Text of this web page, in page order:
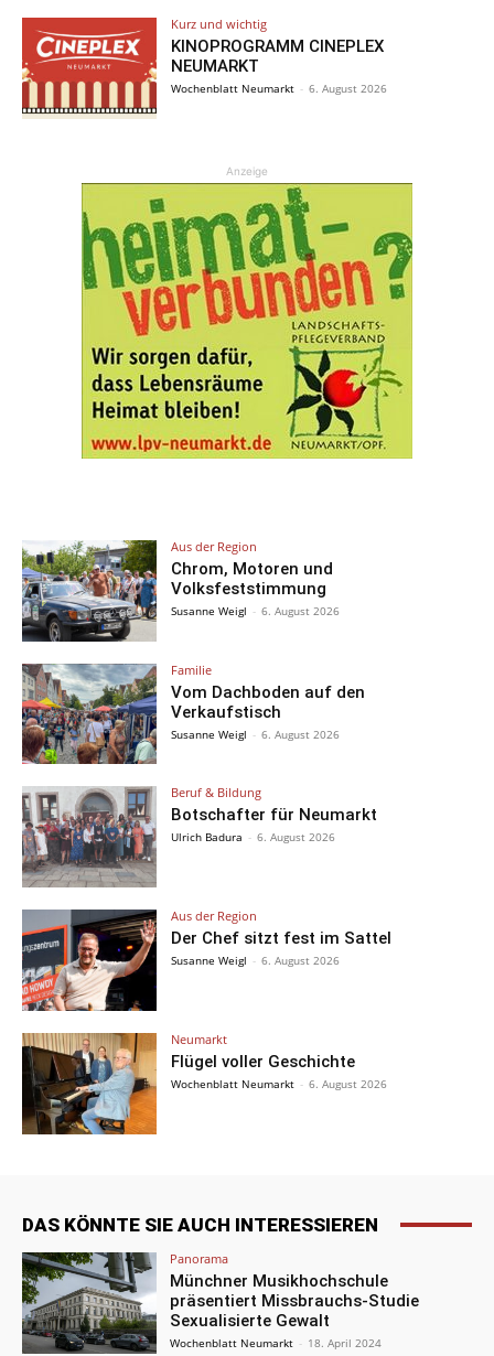
Kurz und wichtig
KINOPROGRAMM CINEPLEX
NEUMARKT
Wochenblatt Neumarkt - 6. August 2026
Anzeige
Aus der Region
Chrom, Motoren und
Volksfeststimmung
Susanne Weigl - 6. August 2026
Familie
Vom Dachboden auf den
Verkaufstisch
Susanne Weigl - 6. August 2026
Beruf & Bildung
Botschafter für Neumarkt
Ulrich Badura - 6. August 2026
Aus der Region
Der Chef sitzt fest im Sattel
Susanne Weigl - 6. August 2026
Neumarkt
Flügel voller Geschichte
Wochenblatt Neumarkt - 6. August 2026
DAS KÖNNTE SIE AUCH INTERESSIEREN
Panorama
Münchner Musikhochschule
präsentiert Missbrauchs-Studie
Sexualisierte Gewalt
Wochenblatt Neumarkt - 18. April 2024